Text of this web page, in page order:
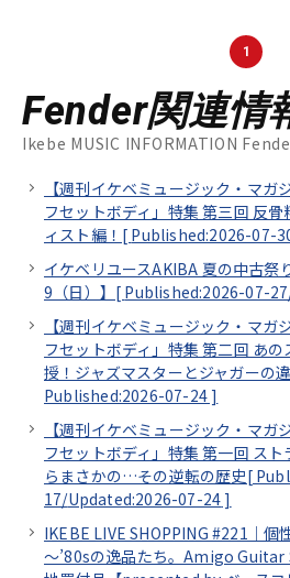
1
Fender関連情
Ikebe MUSIC INFORMATION
【週刊イケベミュージック・マ
フセットボディ」特集 第三回 反
ィスト編！[ Published:2026-07-
イケベリユースAKIBA 夏の中古祭
9（日）】[ Published:2026-07-
【週刊イケベミュージック・マ
フセットボディ」特集 第二回 あ
授！ジャズマスターとジャガーの
Published:2026-07-24 ]
【週刊イケベミュージック・マ
フセットボディ」特集 第一回 ス
らまさかの…その逆転の歴史[
17/Updated:2026-07-24 ]
IKEBE LIVE SHOPPING #221｜個
～’80sの逸品たち。Amigo